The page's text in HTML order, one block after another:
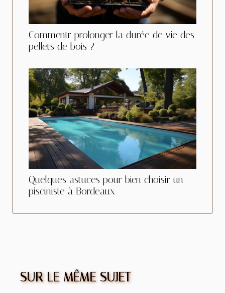
Commentr prolonger la durée de vie des
pellets de bois ?
Quelques astuces pour bien choisir un
pisciniste à Bordeaux
SUR LE MÊME SUJET